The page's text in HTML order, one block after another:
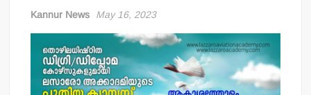
Kannur News May 16, 2023